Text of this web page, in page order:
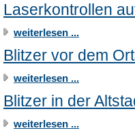
Laserkontrollen
weiterlesen ...
Blitzer vor dem
weiterlesen ...
Blitzer in der
weiterlesen ...